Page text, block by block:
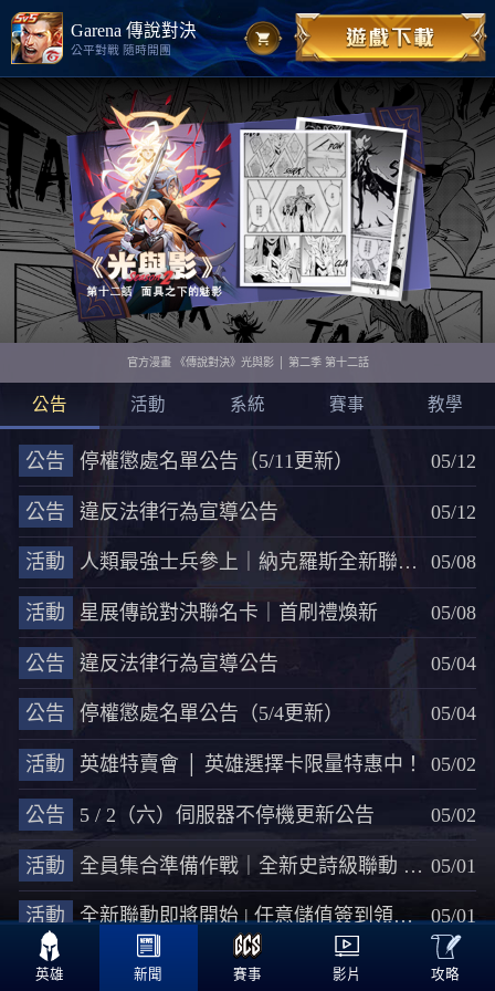
Garena 傳說對決
公平對戰 隨時開團
官方漫畫 《傳說對決》光與影 │ 第二季 第十二話
公告 活動 系統 賽事 教學
公告 停權懲處名單公告（5/11更新） 05/12
公告 違反法律行為宣導公告 05/12
活動 人類最強士兵參上｜納克羅斯全新聯動造型登場！ 05/08
活動 星展傳說對決聯名卡｜首刷禮煥新 05/08
公告 違反法律行為宣導公告 05/04
公告 停權懲處名單公告（5/4更新） 05/04
活動 英雄特賣會 │ 英雄選擇卡限量特惠中！ 05/02
公告 5 / 2（六）伺服器不停機更新公告 05/02
活動 全員集合準備作戰｜全新史詩級聯動 帥氣登場！ 05/01
活動 全新聯動即將開始 | 任意儲值簽到領取大量抽獎券 05/01
<< 10 >>
英雄 新聞 賽事 影片

攻略